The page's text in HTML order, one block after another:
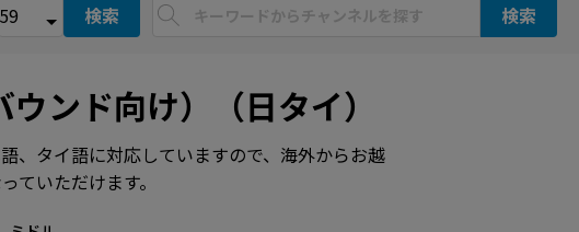
検索 検索
ンド向け）（日タイ）
、タイ語に対応していますので、海外からお越
ていただけます。